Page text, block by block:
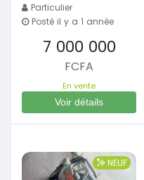
Particulier
Posté il y a 1 année
7 000 000
FCFA
En vente
Voir détails
NEUF